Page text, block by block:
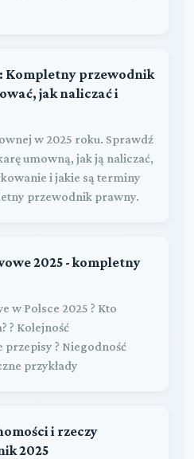
Kompletny przewodnik
jak naliczać i
w 2025 roku. Sprawdź
umowną, jak ją naliczać,
i jakie są terminy
przewodnik prawny.
2025 - kompletny
w Polsce 2025 ? Kto
? Kolejność
przepisy ? Niegodność
przykłady
i rzeczy
2025